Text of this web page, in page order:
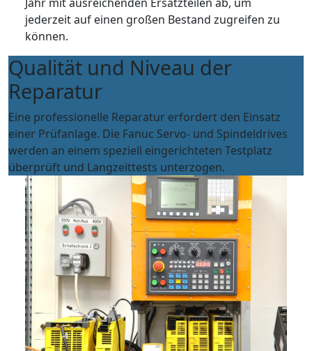
jederzeit auf einen großen Bestand zugreifen zu
können.
Qualität und Niveau der
Reparatur
Eine professionelle Reparatur erfordert den Einsatz
einer Prüfanlage. Die Fanuc Servo- und Spindeldrives
werden an einem speziell eingerichteten Testplatz
überprüft und Langzeittests unterzogen.